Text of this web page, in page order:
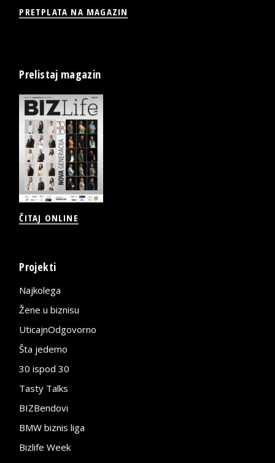
PRETPLATA NA MAGAZIN
Prelistaj magazin
ČITAJ ONLINE
Projekti
Najkolega
Žene u biznisu
UticajnOdgovorno
Šta jedemo
30 ispod 30
Tasty Talks
BIZBendovi
BMW biznis liga
Bizlife Week